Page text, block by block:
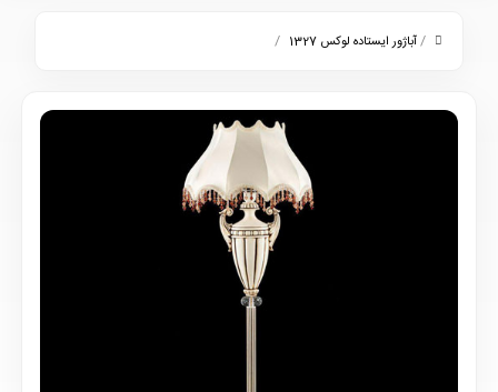
/آباژور ایستاده لوکس 1327 /